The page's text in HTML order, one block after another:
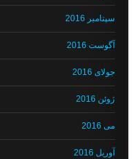
سپتامبر 2016
آگوست 2016
جولای 2016
ژوئن 2016
می 2016
آوریل 2016